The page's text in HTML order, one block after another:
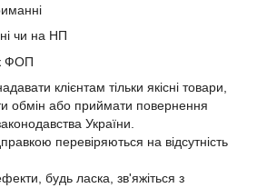
чи на НП
ФОП
клієнтам тільки якісні товари,
обмін або приймати повернення
України.
перевіряються на відсутність
будь ласка, зв'яжіться з